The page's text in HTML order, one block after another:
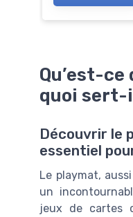
Qu’est-ce
quoi sert-
Découvrir le
essentiel
Le playmat,
un
jeux de cartes